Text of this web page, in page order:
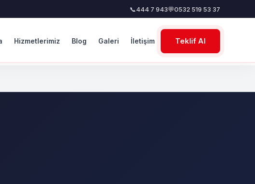
📞444 7 943💬0532 519 53 37
Hizmetlerimiz Blog Galeri İletişim Teklif Al